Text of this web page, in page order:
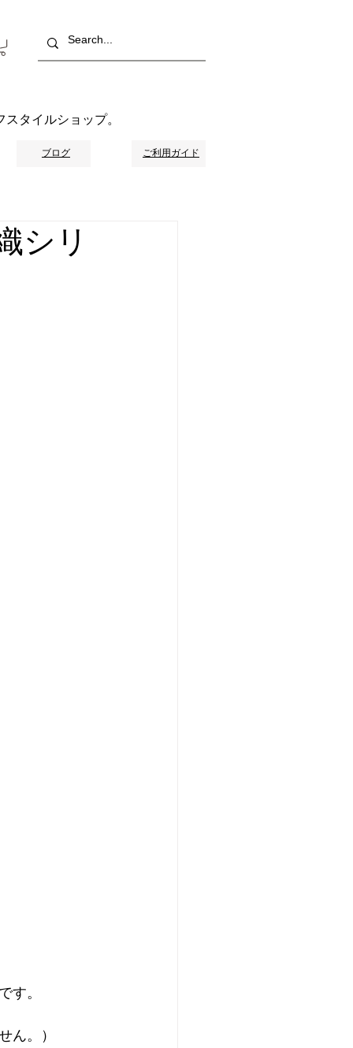
タイルショップ。
ブログ ご利用ガイド
シリ
す。
ん。）